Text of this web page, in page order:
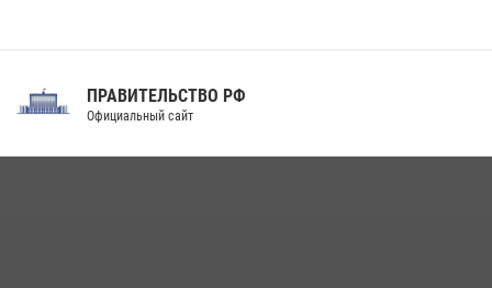
Праздник «Один день с Росгвардией» к 105-летию Центрального
ПРАВИТЕЛЬСТВО РФ
Официальный сайт